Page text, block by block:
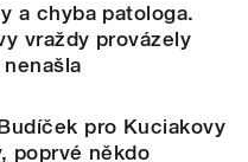
a chyba patologa.
vraždy provázely
pro Kuciakovy
poprvé někdo